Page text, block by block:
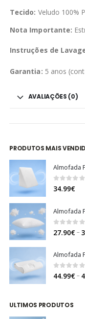
Tecido: Veludo 100%
Nota Importante:
Instruções de
Garantia: 5 anos
AVALIAÇÕES (0)
PRODUTOS MAIS
Almofada
0 out of
34.99€
Almofada
0out
27.90€–
Almofada
0 out
44.99€–
ULTIMOS PRODUTOS